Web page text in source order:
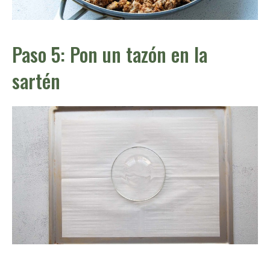
Paso 5: Pon un tazón en la
sartén